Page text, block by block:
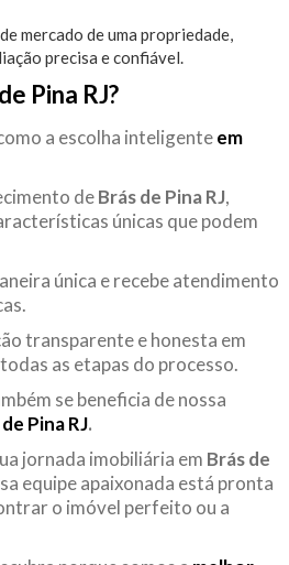
mercado de uma propriedade,
precisa e confiável.
Pina RJ?
a escolha inteligenteem
deBrás de PinaRJ,
únicas que podem
única e recebe atendimento
transparente e honesta em
as etapas do processo.
se beneficia de nossa
Pina RJ.
jornada imobiliária em Brás de
equipe apaixonada está pronta
o imóvel perfeito ou a